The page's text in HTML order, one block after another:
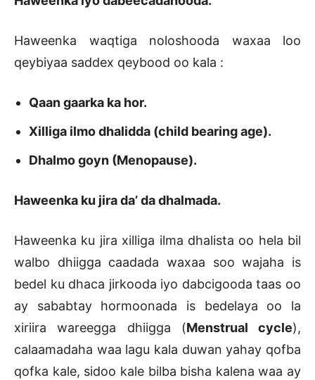
Haweenka waqtiga noloshooda waxaa loo
qeybiyaa saddex qeybood oo kala :
Qaan gaarka ka hor.
Xilliga ilmo dhalidda (child bearing age).
Dhalmo goyn (Menopause).
Haweenka ku jira da’ da dhalmada.
Haweenka ku jira xilliga ilma dhalista oo hela bil
walbo dhiigga caadada waxaa soo wajaha is
bedel ku dhaca jirkooda iyo dabcigooda taas oo
ay sababtay hormoonada is bedelaya oo la
xiriira wareegga dhiigga (Menstrual cycle),
calaamadaha waa lagu kala duwan yahay qofba
qofka kale, sidoo kale bilba bisha kalena waa ay